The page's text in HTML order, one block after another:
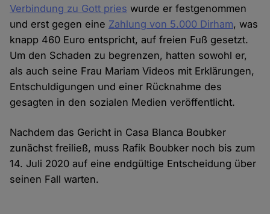
Verbindung zu Gott pries wurde er festgenommen
und erst gegen eine Zahlung von 5.000 Dirham, was
knapp 460 Euro entspricht, auf freien Fuß gesetzt.
Um den Schaden zu begrenzen, hatten sowohl er,
als auch seine Frau Mariam Videos mit Erklärungen,
Entschuldigungen und einer Rücknahme des
gesagten in den sozialen Medien veröffentlicht.
Nachdem das Gericht in Casa Blanca Boubker
zunächst freiließ, muss Rafik Boubker noch bis zum
14. Juli 2020 auf eine endgültige Entscheidung über
seinen Fall warten.